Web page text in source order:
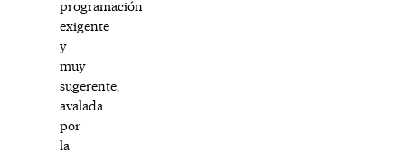
programación
exigente
y
muy
sugerente,
avalada
por
la